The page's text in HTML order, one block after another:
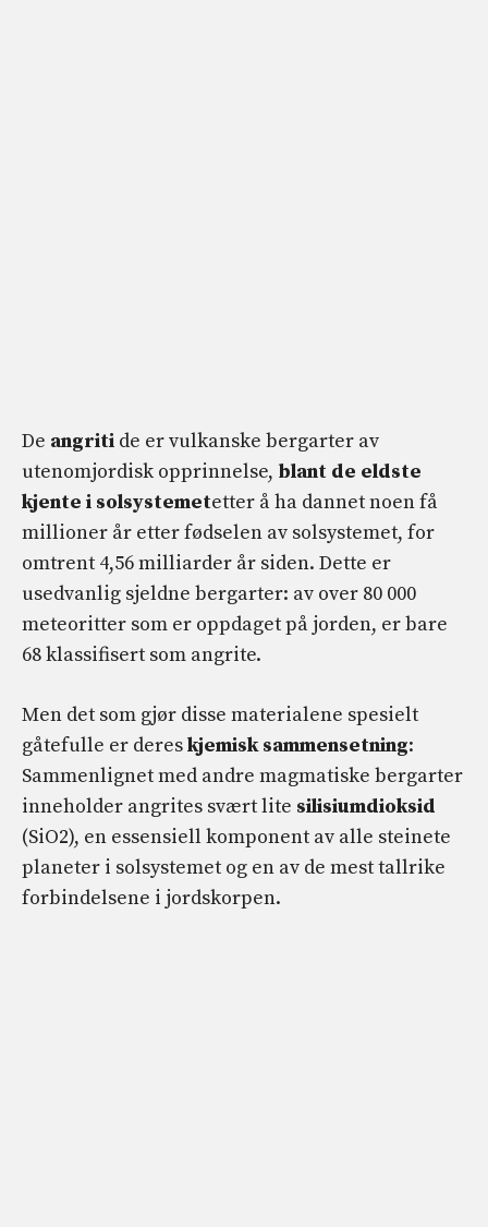
De angriti de er vulkanske bergarter av
utenomjordisk opprinnelse, blant de eldste
kjente i solsystemetetter å ha dannet noen få
millioner år etter fødselen av solsystemet, for
omtrent 4,56 milliarder år siden. Dette er
usedvanlig sjeldne bergarter: av over 80 000
meteoritter som er oppdaget på jorden, er bare
68 klassifisert som angrite.
Men det som gjør disse materialene spesielt
gåtefulle er dereskjemisk sammensetning:
Sammenlignet med andre magmatiske bergarter
inneholder angrites svært lite silisiumdioksid
(SiO2), en essensiell komponent av alle steinete
planeter i solsystemet og en av de mest tallrike
forbindelsene i jordskorpen.